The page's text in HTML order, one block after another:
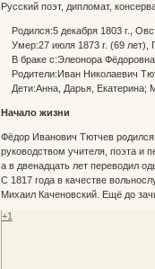
Русский поэт, дипломат,
Родился:5 декабря 1803 г.,
Умер:27 июля 1873 г. (69 лет),
В браке с:Элеонора
Родители:Иван Николаевич
Дети:Анна, Дарья, Екатерина;
Начало жизни
Фёдор Иванович Тютчев
руководством учителя, поэта и
а в двенадцать лет переводил
С 1817 года в качестве
Михаил Каченовский. Ещё до
+1